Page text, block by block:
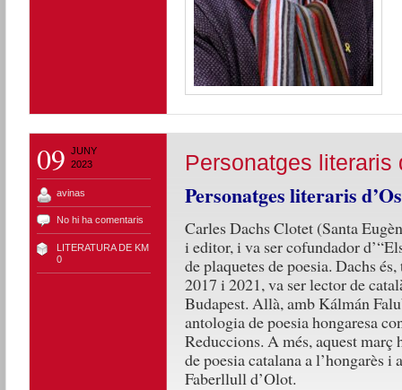
09 JUNY
2023
avinas
No hi ha comentaris
LITERATURA DE KM
0
Personatges literaris
Personatges literaris
Carles Dachs Clotet (Santa
i editor, i va ser cofundador
de plaquetes de poesia. Dachs
2017 i 2021, va ser lector de
Budapest. Allà, amb Kálmán
antologia de poesia hongaresa
Reduccions. A més, aquest
de poesia catalana a l’hongarès
Faberllull d’Olot.